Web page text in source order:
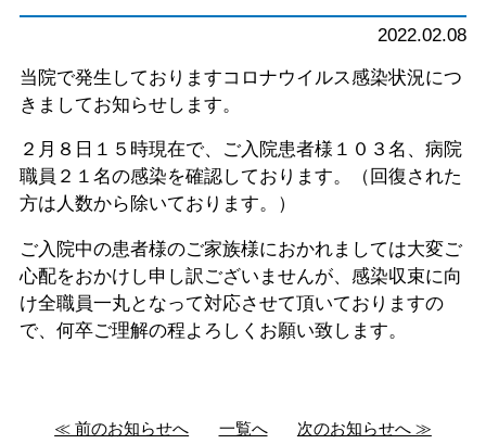
2022.02.08
当院で発生しておりますコロナウイルス感染状況につ
きましてお知らせします。
２月８日１５時現在で、ご入院患者様１０３名、病院
職員２１名の感染を確認しております。（回復された
方は人数から除いております。）
ご入院中の患者様のご家族様におかれましては大変ご
心配をおかけし申し訳ございませんが、感染収束に向
け全職員一丸となって対応させて頂いておりますの
で、何卒ご理解の程よろしくお願い致します。
≪ 前のお知らせへ 一覧へ 次のお知らせへ ≫